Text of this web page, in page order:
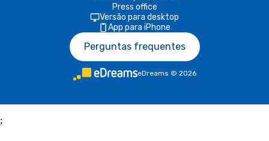
Press office
Versão para desktop
App para iPhone
Perguntas frequentes
eDreams © 2026
;